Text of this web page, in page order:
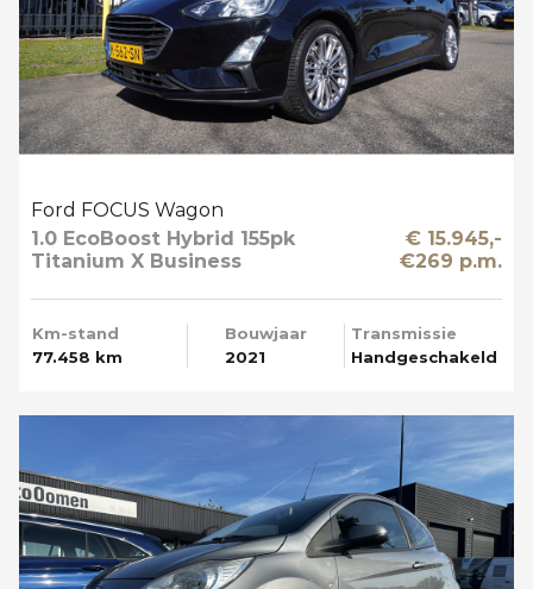
Ford FOCUS Wagon
1.0 EcoBoost Hybrid 155pk
Titanium X Business
€ 15.945,-
€269 p.m.
Km-stand
77.458 km
Bouwjaar
2021
Transmissie
Handgeschakeld